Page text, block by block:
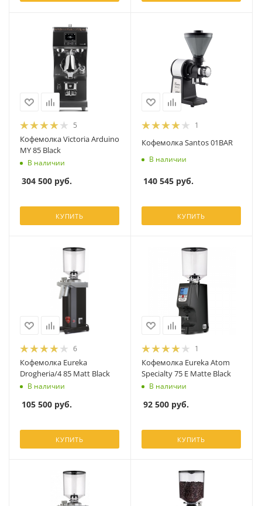
5
Кофемолка Victoria Arduino
MY 85 Black
В наличии
304 500 руб.
КУПИТЬ
1
Кофемолка Santos 01BAR
В наличии
140 545 руб.
КУПИТЬ
6
Кофемолка Eureka
Drogheria/4 85 Matt Black
В наличии
105 500 руб.
КУПИТЬ
1
Кофемолка Eureka Atom
Specialty 75 E Matte Black
В наличии
92 500 руб.
КУПИТЬ